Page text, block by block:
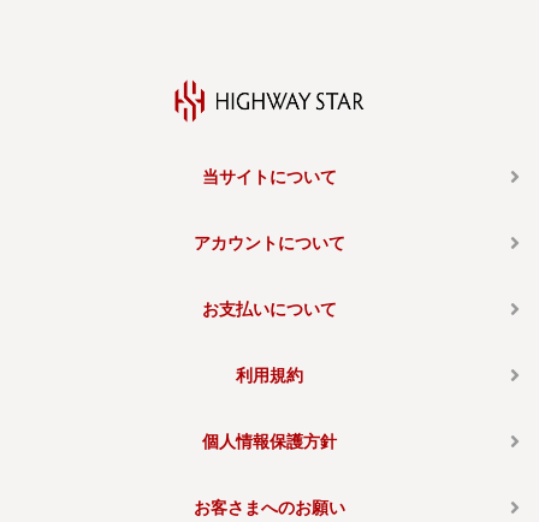
当サイトについて
アカウントについて
お支払いについて
利用規約
個人情報保護方針
お客さまへのお願い